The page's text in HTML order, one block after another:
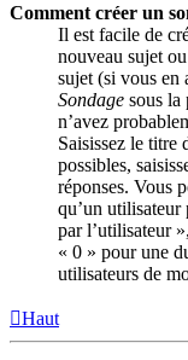
Comment créer un
Il est facile de
nouveau sujet
sujet (si vous en
Sondage sous la
n’avez
Saisissez le titre
possibles,
réponses. Vous
qu’un
par l’utilisateur
« 0 » pour une
utilisateurs de
Haut